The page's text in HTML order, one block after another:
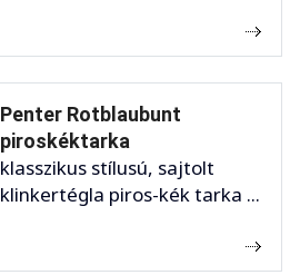
Penter Rotblaubunt
piroskéktarka
klasszikus stílusú, sajtolt
klinkertégla piros-kék tarka ...